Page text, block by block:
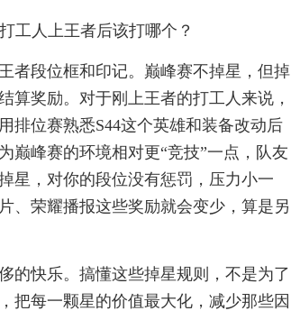
工人上王者后该打哪个？
者段位框和印记。巅峰赛不掉星，但掉
算奖励。对于刚上王者的打工人来说，
排位赛熟悉S44这个英雄和装备改动后
巅峰赛的环境相对更“竞技”一点，队友
星，对你的段位没有惩罚，压力小一
、荣耀播报这些奖励就会变少，算是另
的快乐。搞懂这些掉星规则，不是为了
把每一颗星的价值最大化，减少那些因